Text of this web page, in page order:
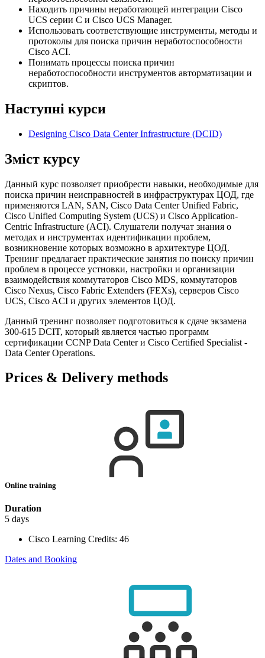
Находить причины неработающей интеграции Cisco
UCS серии C и Cisco UCS Manager.
Использовать соответствующие инструменты, методы и
протоколы для поиска причин неработоспособности
Cisco ACI.
Понимать процессы поиска причин
неработоспособности инструментов авторматизации и
скриптов.
Наступні курси
Designing Cisco Data Center Infrastructure (DCID)
Зміст курсу
Данный курс позволяет приобрести навыки, необходимые для
поиска причин неисправностей в инфраструктурах ЦОД, где
применяются LAN, SAN, Cisco Data Center Unified Fabric,
Cisco Unified Computing System (UCS) и Cisco Application-
Centric Infrastructure (ACI). Слушатели получат знания о
методах и инструментах идентификации проблем,
возникновение которых возможно в архитектуре ЦОД.
Тренинг предлагает практические занятия по поиску причин
проблем в процессе устновки, настройки и организации
взаимодействия коммутаторов Cisco MDS, коммутаторов
Cisco Nexus, Cisco Fabric Extenders (FEXs), серверов Cisco
UCS, Cisco ACI и других элементов ЦОД.
Данный тренинг позволяет подготовиться к сдаче экзамена
300-615 DCIT, который является частью программ
сертификации CCNP Data Center и Cisco Certified Specialist -
Data Center Operations.
Prices & Delivery methods
Online training
Duration
5 days
Cisco Learning Credits: 46
Dates and Booking